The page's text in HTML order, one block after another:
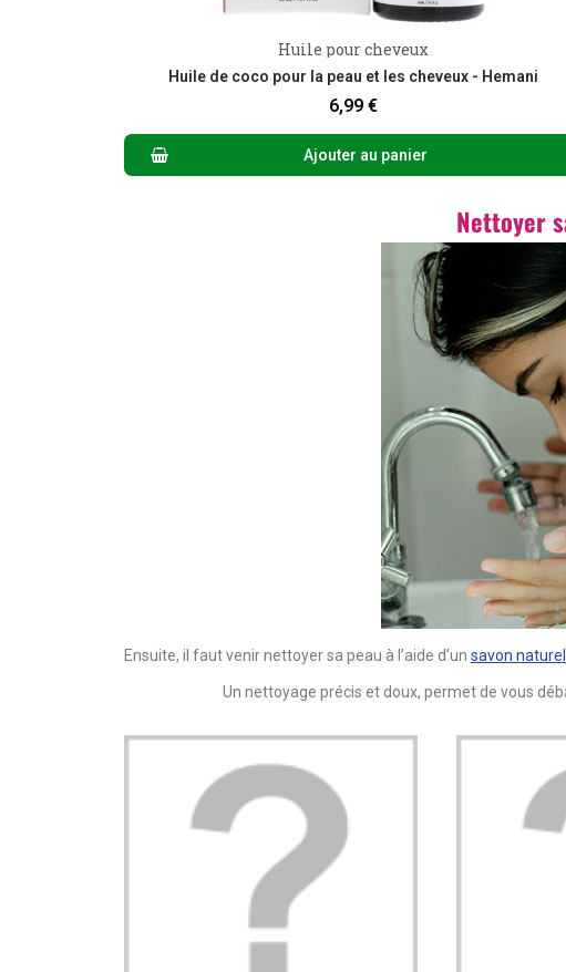
Aperçu rapide
Huile pour cheveux
Huile de coco pour la peau et les cheveux - Hemani
6,99 €
Ajouter au panier
Nettoyer
Ensuite, il faut venir nettoyer sa peau à l’aide d’un savon naturel
Un nettoyage précis et doux, permet de vous